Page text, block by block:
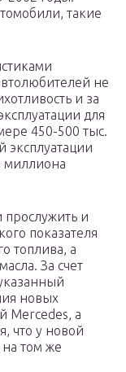
такие
не
и за
для
450-500 тыс.
миллиона
прослужить и
показателя
топлива, а
За счет
новых
Mercedes, а
что у новой
на том же